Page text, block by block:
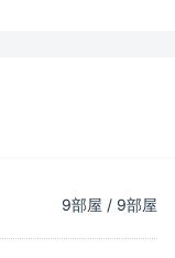
9部屋 / 9部屋